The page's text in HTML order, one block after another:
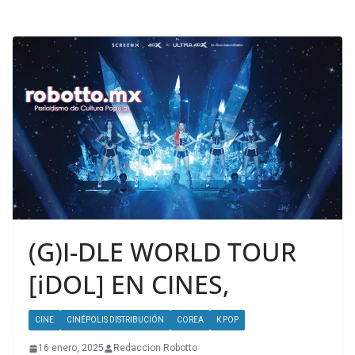
(G)I-DLE WORLD TOUR
[iDOL] EN CINES,
CINE CINÉPOLIS DISTRIBUCIÓN COREA K POP
16 enero, 2025 Redaccion Robotto